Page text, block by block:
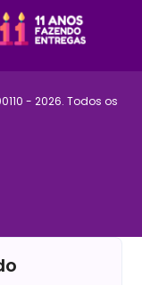
- 2026. Todos os